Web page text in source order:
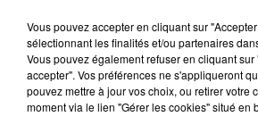
Vous pouvez accepter en cliquant sur
sélectionnant les finalités et/ou partenaires
Vous pouvez également refuser en cliquant
accepter". Vos préférences ne s'appliqueront
pouvez mettre à jour vos choix, ou retirer votre
moment via le lien "Gérer les cookies" situé en